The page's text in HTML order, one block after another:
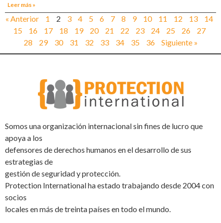
Leer más »
« Anterior 1 2 3 4 5 6 7 8 9 10 11 12 13
14
15
16 17 18 19 20 21 22 23 24 25 26
27
28
29 30 31 32 33 34 35 36 Siguiente »
Somos una organización internacional sin fines de lucro que
apoya a los
defensores de derechos humanos en el desarrollo de sus
estrategias de
gestión de seguridad y protección.
Protection International ha estado trabajando desde 2004 con
socios
locales en más de treinta países en todo el mundo.